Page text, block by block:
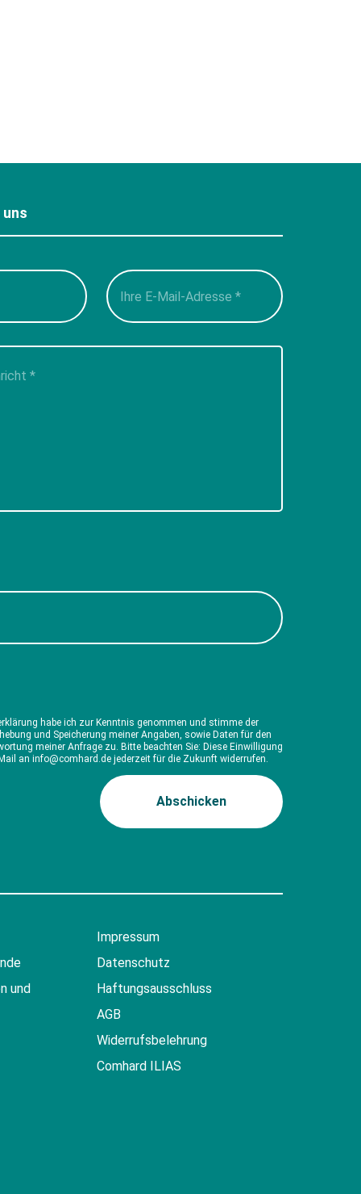
uns
Please
leave
this
habe ich zur Kenntnis genommen und stimme der
und Speicherung meiner Angaben, sowie Daten für den
meiner Anfrage zu. Bitte beachten Sie: Diese Einwilligung
an info@comhard.de jederzeit für die Zukunft widerrufen.
und
Impressum
Datenschutz
Haftungsausschluss
AGB
Widerrufsbelehrung
Comhard ILIAS